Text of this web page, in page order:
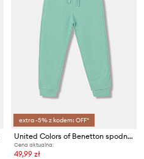
extra -5% z kodem: OFF*
United Colors of Benetton spodnie dresowe bawełniane dziecięce
Cena aktualna:
49,99 zł